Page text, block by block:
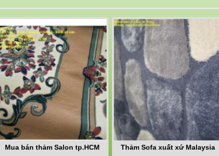
Mua bán thảm Salon tp.HCM Thảm Sofa xuất xứ Malaysia